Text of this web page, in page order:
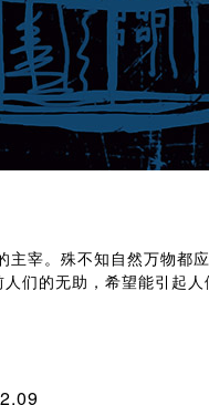
宰。殊不知自然万物都
们的无助，希望能引起人